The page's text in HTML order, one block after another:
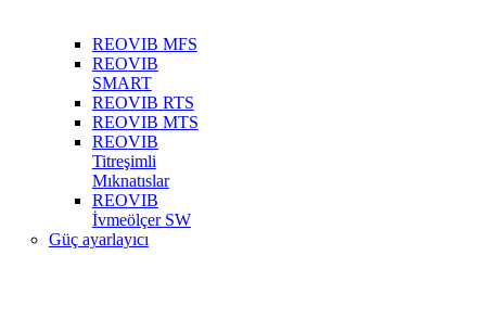
REOVIB MFS
REOVIB
SMART
REOVIB RTS
REOVIB MTS
REOVIB
Titreşimli
Mıknatıslar
REOVIB
İvmeölçer SW
Güç ayarlayıcı